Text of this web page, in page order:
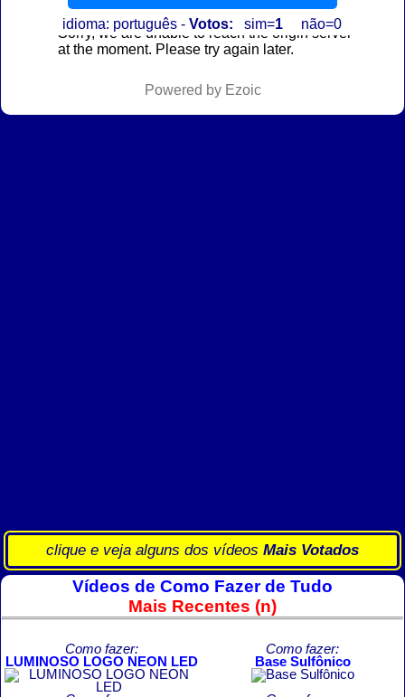
idioma: português -Votos: sim=1 não=0
clique e veja alguns dos vídeos Mais Votados
Vídeos de Como Fazer de Tudo
Mais Recentes (n)
Como fazer:
LUMINOSO LOGO NEON LED
Como fazer:
Base Sulfônico